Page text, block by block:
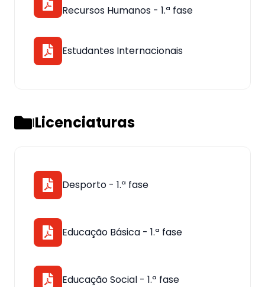
Recursos Humanos - 1.ª fase
Estudantes Internacionais
|Licenciaturas
Desporto - 1.ª fase
Educação Básica - 1.ª fase
Educação Social - 1.ª fase